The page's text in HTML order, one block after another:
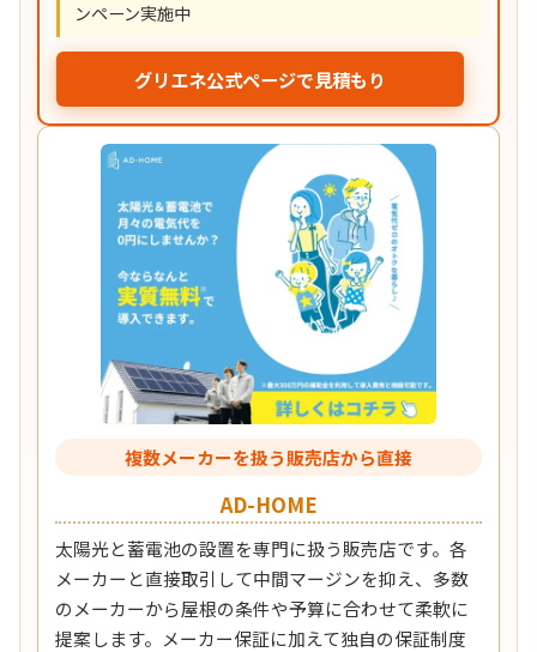
ンペーン実施中
グリエネ公式ページで見積もり
複数メーカーを扱う販売店から直接
AD-HOME
太陽光と蓄電池の設置を専門に扱う販売店です。各
メーカーと直接取引して中間マージンを抑え、多数
のメーカーから屋根の条件や予算に合わせて柔軟に
提案します。メーカー保証に加えて独自の保証制度